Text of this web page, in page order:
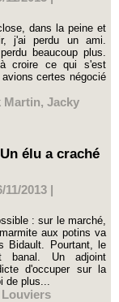
dans la peine et
j'ai perdu un ami.
beaucoup plus.
croire ce qui s'est
certes négocié
Martin, Jacky
élu a craché
11/2013 |
: sur le marché,
aux potins va
Bidault. Pourtant, le
banal. Un adjoint
d'occuper sur la
de plus...
Louviers